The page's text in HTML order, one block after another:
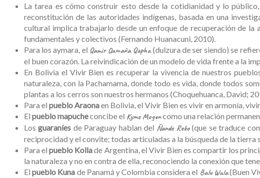
La tarea es cómo construir esto desde la cotidianidad y lo
reconstitución de las autoridades indígenas, basada en una
cultural implica trabajarlo desde un enfoque de recuperación de
fundamentales y colectivos (Fernando Huanacuni, 2010).
Para los aymara, el Qamir Qamaña Qapha(dulzura de ser siendo) se
el buen corazón. La reivindicación de un modelo de vida frente a la
En Bolivia el Vivir Bien es recuperar la vivencia de nuestros
naturaleza, con la Pachamama, donde todo es vida, donde todos
plantas a los cerros son nuestros hermanos (Choquehuanca, David;
Para el pueblo Araonaen Bolivia, el Vivir Bien es vivir en armonía,
El pueblo mapucheconcibe el Kyme Mogencomo una relación
Losguaraníes de Paraguay hablan del Ñande Reko(que se traduce
reciprocidad y el convite; todas articuladas a la búsqueda de la tierra
Para elpueblo Kollade Argentina, el Vivir Bien es compartir los
la naturaleza y no en contra de ella, reconociendo la conexión que
Elpueblo Kuna de Panamá y Colombia considera el Balu Wala(Buen